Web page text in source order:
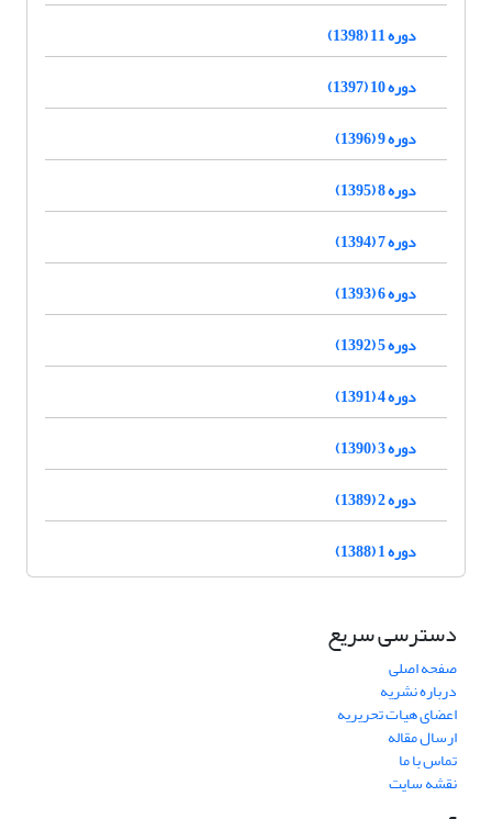
دوره 11 (1398)
دوره 10 (1397)
دوره 9 (1396)
دوره 8 (1395)
دوره 7 (1394)
دوره 6 (1393)
دوره 5 (1392)
دوره 4 (1391)
دوره 3 (1390)
دوره 2 (1389)
دوره 1 (1388)
دسترسی سریع
صفحه اصلی
درباره نشریه
اعضای هیات تحریریه
ارسال مقاله
تماس با ما
نقشه سایت